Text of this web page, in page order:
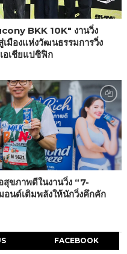
BKK 10K" งานวิ่ง
มืองแห่งวัฒนธรรมการวิ่ง
อเชียแปซิฟิก
ขภาพดีในงานวิ่ง “7-
นด์เติมพลังให้นักวิ่งคึกคัก
FACEBOOK